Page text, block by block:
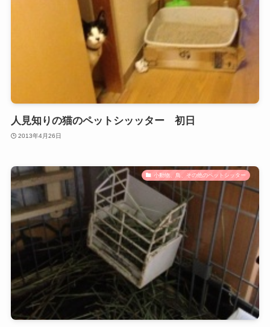
人見知りの猫のペットシッッター 初日
2013年4月26日
小動物、鳥、その他のペットシッター